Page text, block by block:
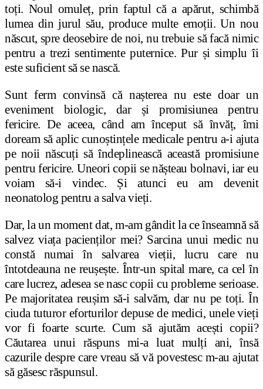
toți. Noul omuleț, prin faptul că a apărut, schimbă
lumea din jurul său, produce multe emoții. Un nou
născut, spre deosebire de noi, nu trebuie să facă nimic
pentru a trezi sentimente puternice. Pur și simplu îi
este suficient să se nască.
Sunt ferm convinsă că nașterea nu este doar un
eveniment biologic, dar și promisiunea pentru
fericire. De aceea, când am început să învăț, îmi
doream să aplic cunoștințele medicale pentru a-i ajuta
pe noii născuți să îndeplinească această promisiune
pentru fericire. Uneori copii se nășteau bolnavi, iar eu
voiam să-i vindec. Și atunci eu am devenit
neonatolog pentru a salva vieți.
Dar, la un moment dat, m-am gândit la ce înseamnă să
salvez viața pacienților mei? Sarcina unui medic nu
constă numai în salvarea vieții, lucru care nu
întotdeauna ne reușește. Într-un spital mare, ca cel în
care lucrez, adesea se nasc copii cu probleme serioase.
Pe majoritatea reușim să-i salvăm, dar nu pe toți. În
ciuda tuturor eforturilor depuse de medici, unele vieți
vor fi foarte scurte. Cum să ajutăm acești copii?
Căutarea unui răspuns mi-a luat mulți ani, însă
cazurile despre care vreau să vă povestesc m-au ajutat
să găsesc răspunsul.